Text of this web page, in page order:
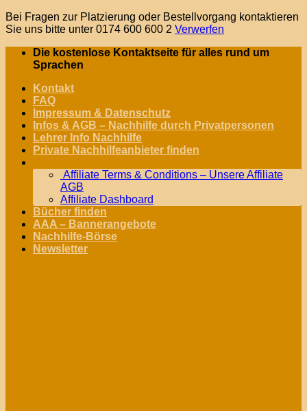
Bei Fragen zur Platzierung oder Bestellvorgang kontaktieren
Sie uns bitte unter 0174 600 600 2 Verwerfen
Zum
Die kostenlose Kontaktseite für alles rund um
Sprachen
Kontakt
FAQ
Impressum & Datenschutz
Infos & AGB – Nachhilfe durch Privatpersonen
Lehrer Info Nachhilfe
Private Nachhilfeanbieter finden
Affiliate Terms & Conditions – Unsere Affiliate
AGB
Affiliate Dashboard
Bücher finden
AAA – Bannerangebote
Nachhilfe-Börse
Newsletter